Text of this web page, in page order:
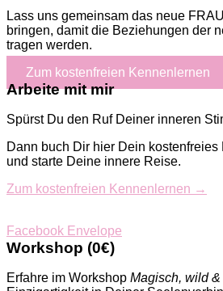
Lass uns gemeinsam das neue
bringen, damit die Beziehungen der
tragen werden.
Zum kostenfreien Kennenlernen
Arbeite mit mir
Spürst Du den Ruf Deiner inneren
Dann buch Dir hier Dein
und starte Deine innere Reise.
Zum kostenfreien Kennenlernen →
Facebook Envelope
Workshop (0€)
Erfahre im Workshop Magisch, wild &